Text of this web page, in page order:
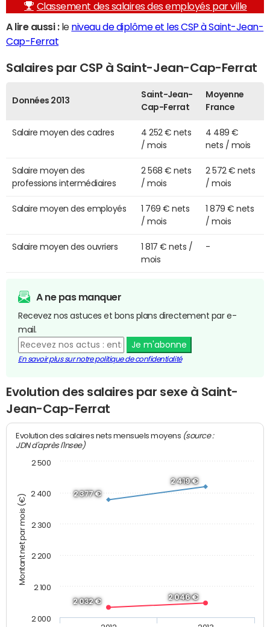
Classement des salaires des employés par ville
A lire aussi :le niveau de diplôme et les CSP à Saint-Jean-
Cap-Ferrat
Salaires par CSP à Saint-Jean-Cap-Ferrat
Données 2013
Saint-Jean-
Cap-Ferrat
Moyenne
France
Salaire moyen des cadres
4 252 € nets
/ mois
4 489 €
nets / mois
Salaire moyen des
professions intermédiaires
2 568 € nets
/ mois
2 572 € nets
/ mois
Salaire moyen des employés
1 769 € nets
/ mois
1 879 € nets
/ mois
Salaire moyen des ouvriers
1 817 € nets /
mois
-
A ne pas manquer
Recevez nos astuces et bons plans directement par e-
mail.
Je m'abonne
En savoir plus sur notre politique de confidentialité
Evolution des salaires par sexe à Saint-
Jean-Cap-Ferrat
Montant net par mois (€)
Evolution des salaires nets mensuels moyens (source :
JDN d'après l'Insee)
2 032 €
2 046 €
2 377 €
2 419 €
2 000
2 100
2 200
2 300
2 400
2 500